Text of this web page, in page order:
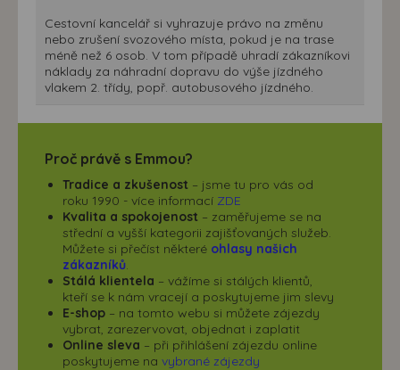
Cestovní kancelář si vyhrazuje právo na změnu
nebo zrušení svozového místa, pokud je na trase
méně než 6 osob. V tom případě uhradí zákazníkovi
náklady za náhradní dopravu do výše jízdného
vlakem 2. třídy, popř. autobusového jízdného.
Proč právě s Emmou?
Tradice a zkušenost – jsme tu pro vás od
roku 1990 - více informací ZDE
Kvalita a spokojenost – zaměřujeme se na
střední a vyšší kategorii zajišťovaných služeb.
Můžete si přečíst některé ohlasy našich
zákazníků.
Stálá klientela – vážíme si stálých klientů,
kteří se k nám vracejí a poskytujeme jim slevy
E-shop – na tomto webu si můžete zájezdy
vybrat, zarezervovat, objednat i zaplatit
Online sleva – při přihlášení zájezdu online
poskytujeme na vybrané zájezdy